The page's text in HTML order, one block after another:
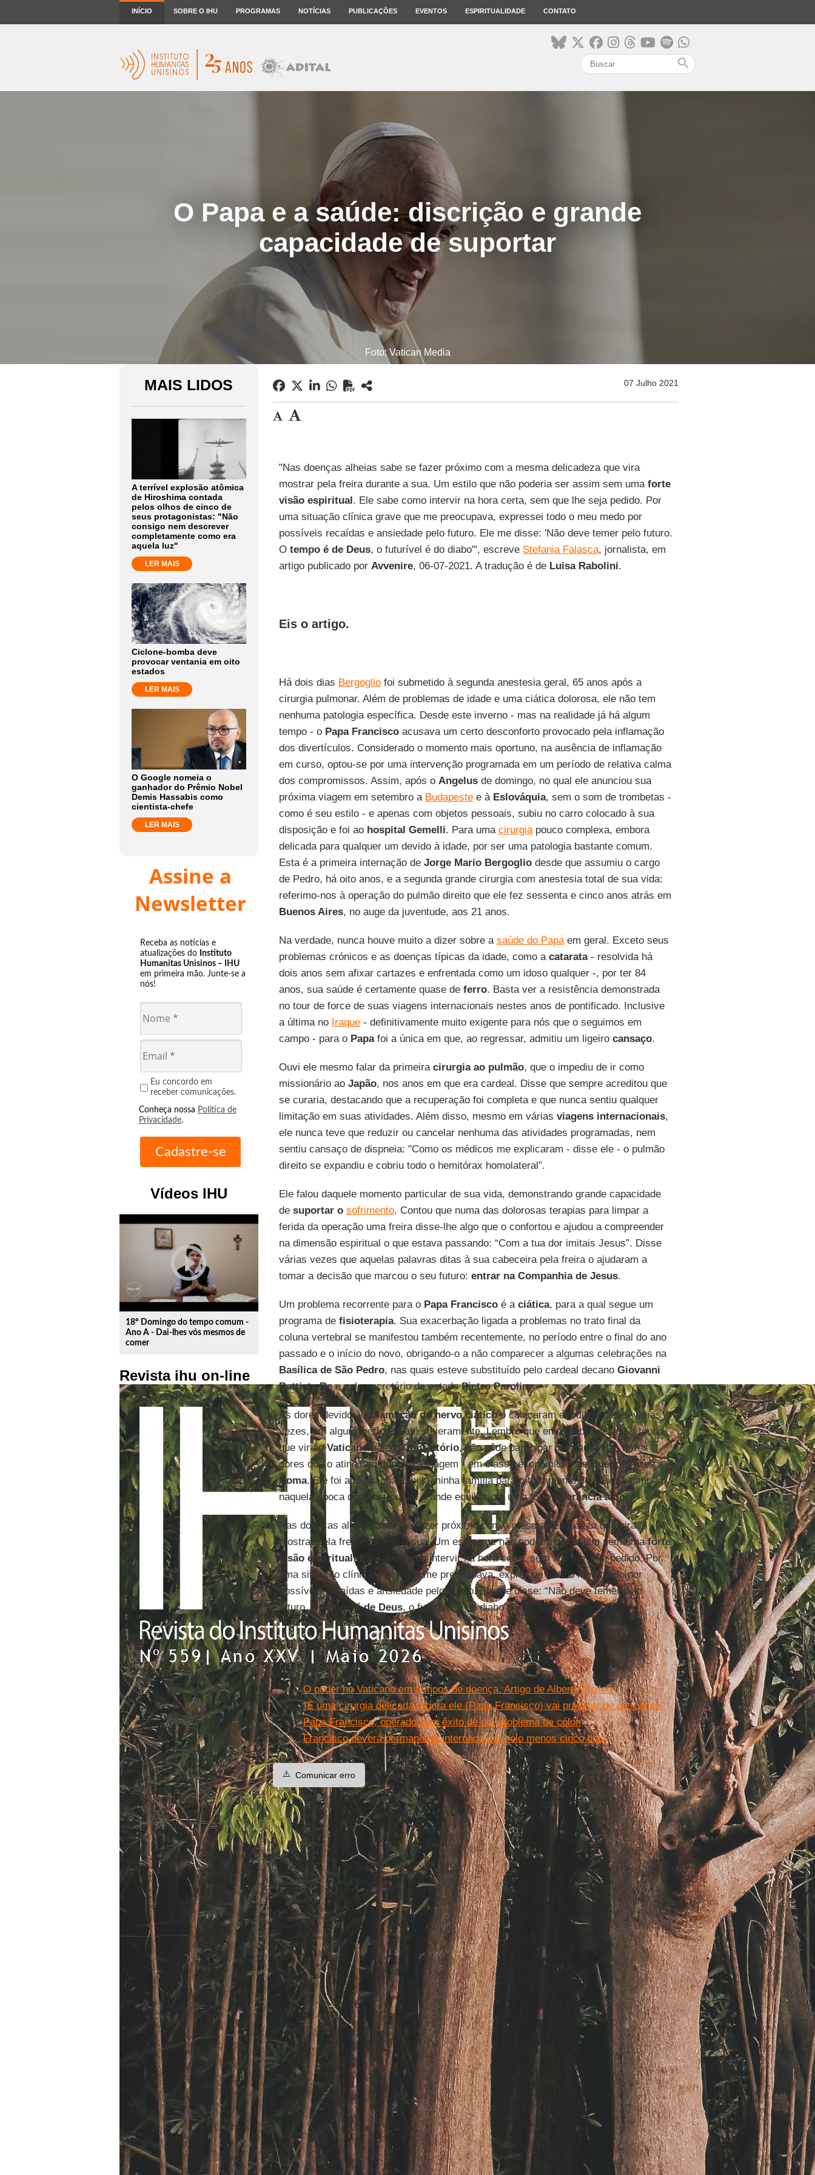
INÍCIO SOBRE O IHU PROGRAMAS NOTÍCIAS PUBLICAÇÕES EVENTOS ESPIRITUALIDADE CONTATO
search
O Papa e a saúde: discrição e grande
capacidade de suportar
Foto: Vatican Media
MAIS LIDOS
A terrível explosão atômica
de Hiroshima contada
pelos olhos de cinco de
seus protagonistas: "Não
consigo nem descrever
completamente como era
aquela luz"
LER MAIS
Ciclone-bomba deve
provocar ventania em oito
estados
LER MAIS
O Google nomeia o
ganhador do Prêmio Nobel
Demis Hassabis como
cientista-chefe
LER MAIS
Assine a
Newsletter
Receba as notícias e
atualizações do Instituto
Humanitas Unisinos – IHU
em primeira mão. Junte-se a
nós!
Eu concordo em
receber comunicações.
Conheça nossa Política de
Privacidade.
Vídeos IHU
play_circle_outline
18º Domingo do tempo comum -
Ano A - Dai-lhes vós mesmos de
comer
Revista ihu on-line
07 Julho 2021
"Nas doenças alheias sabe se fazer próximo com a mesma delicadeza que vira
mostrar pela freira durante a sua. Um estilo que não poderia ser assim sem uma forte
visão espiritual. Ele sabe como intervir na hora certa, sem que lhe seja pedido. Por
uma situação clínica grave que me preocupava, expressei todo o meu medo por
possíveis recaídas e ansiedade pelo futuro. Ele me disse: 'Não deve temer pelo futuro.
O tempo é de Deus, o futurível é do diabo'", escreve Stefania Falasca, jornalista, em
artigo publicado por Avvenire, 06-07-2021. A tradução é de Luisa Rabolini.
Eis o artigo.
Há dois dias Bergogliofoi submetido à segunda anestesia geral, 65 anos após a
cirurgia pulmonar. Além de problemas de idade e uma ciática dolorosa, ele não tem
nenhuma patologia específica. Desde este inverno - mas na realidade já há algum
tempo - o Papa Franciscoacusava um certo desconforto provocado pela inflamação
dos divertículos. Considerado o momento mais oportuno, na ausência de inflamação
em curso, optou-se por uma intervenção programada em um período de relativa calma
dos compromissos. Assim, após o Angelusde domingo, no qual ele anunciou sua
próxima viagem em setembro a Budapestee à Eslováquia, sem o som de trombetas -
como é seu estilo - e apenas com objetos pessoais, subiu no carro colocado à sua
disposição e foi ao hospital Gemelli. Para uma cirurgiapouco complexa, embora
delicada para qualquer um devido à idade, por ser uma patologia bastante comum.
Esta é a primeira internação de Jorge Mario Bergogliodesde que assumiu o cargo
de Pedro, há oito anos, e a segunda grande cirurgia com anestesia total de sua vida:
referimo-nos à operação do pulmão direito que ele fez sessenta e cinco anos atrás em
Buenos Aires, no auge da juventude, aos 21 anos.
Na verdade, nunca houve muito a dizer sobre a saúde do Papaem geral. Exceto seus
problemas crónicos e as doenças típicas da idade, como a catarata- resolvida há
dois anos sem afixar cartazes e enfrentada como um idoso qualquer -, por ter 84
anos, sua saúde é certamente quase de ferro. Basta ver a resistência demonstrada
no tour de force de suas viagens internacionais nestes anos de pontificado. Inclusive
a última no Iraque- definitivamente muito exigente para nós que o seguimos em
campo - para o Papafoi a única em que, ao regressar, admitiu um ligeiro cansaço.
Ouvi ele mesmo falar da primeira cirurgia ao pulmão, que o impediu de ir como
missionário ao Japão, nos anos em que era cardeal. Disse que sempre acreditou que
se curaria, destacando que a recuperação foi completa e que nunca sentiu qualquer
limitação em suas atividades. Além disso, mesmo em várias viagens internacionais,
ele nunca teve que reduzir ou cancelar nenhuma das atividades programadas, nem
sentiu cansaço de dispneia: "Como os médicos me explicaram - disse ele - o pulmão
direito se expandiu e cobriu todo o hemitórax homolateral”.
Ele falou daquele momento particular de sua vida, demonstrando grande capacidade
de suportar o sofrimento. Contou que numa das dolorosas terapias para limpar a
ferida da operação uma freira disse-lhe algo que o confortou e ajudou a compreender
na dimensão espiritual o que estava passando: “Com a tua dor imitais Jesus”. Disse
várias vezes que aquelas palavras ditas à sua cabeceira pela freira o ajudaram a
tomar a decisão que marcou o seu futuro: entrar na Companhia de Jesus.
Um problema recorrente para o Papa Franciscoé a ciática, para a qual segue um
programa de fisioterapia. Sua exacerbação ligada a problemas no trato final da
coluna vertebral se manifestou também recentemente, no período entre o final do ano
passado e o início do novo, obrigando-o a não comparecer a algumas celebrações na
Basílica de São Pedro, nas quais esteve substituído pelo cardeal decano Giovanni
Battista Ree pelo secretário de estadoPietro Parolin.
As dores devido àinflamação do nervo ciáticoo colocaram em dificuldades várias
vezes, em alguns períodos até severamente. Lembro que em outubro de 2007, tendo
que vir aoVaticanopara oConsistório, não pôde participar por causa das fortes
dores que o atingiram durante a viagem - em classe econômica - deBuenos Airesa
Roma. Ele foi acompanhado pela minha família para o tratamento do caso, e também
naquela época demonstrou um grande equilíbrio e uma forte tolerância à dor.
Nas doenças alheias sabe se fazer próximo com a mesma delicadeza que vira
mostrar pela freira durante a sua. Um estilo que não poderia ser assim sem umaforte
visão espiritual. Ele sabe como intervir na hora certa, sem que lhe seja pedido. Por
uma situação clínica grave que me preocupava, expressei todo o meu medo por
possíveis recaídas e ansiedade pelo futuro. Ele me disse: “Não deve temer pelo
futuro. Otempo é de Deus, o futurível é do diabo”.
Leia mais
O poder no Vaticano em tempos de doença. Artigo de Alberto Melloni
“É uma cirurgia delicada. Agora ele (Papa Francisco) vai precisar de descanso”
Papa Francisco, operado com êxito de um problema de cólon
Francisco deverá permanecer internado por pelo menos cinco dias
⚠️ Comunicar erro